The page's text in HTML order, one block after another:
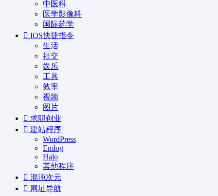
中医科
医学影像科
国际药学
IOS快捷指令
生活
社交
娱乐
工具
效率
视频
图片
求职创业
建站程序
WordPress
Emlog
Halo
其他程序
混沌次元
网址导航